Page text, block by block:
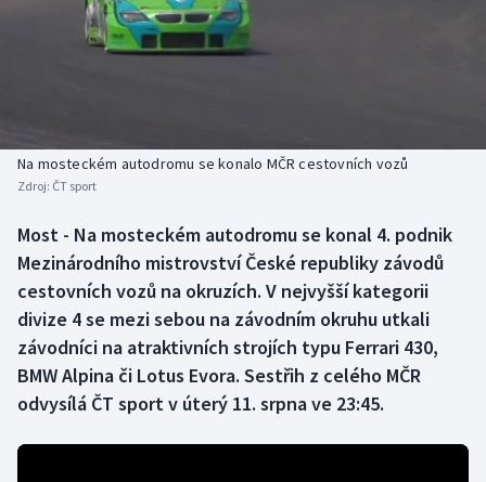
Baseball a softbal
Biatlon
Box
Curling
Dostihy
Florbal
NEPŘEHLÉDNĚTE
Aplikace ČT sport
Na mosteckém autodromu se konalo MČR cestovních vozů
Zdroj: ČT sport
Most - Na mosteckém autodromu se konal 4. podnik
Mezinárodního mistrovství České republiky závodů
cestovních vozů na okruzích. V nejvyšší kategorii
divize 4 se mezi sebou na závodním okruhu utkali
závodníci na atraktivních strojích typu Ferrari 430,
BMW Alpina či Lotus Evora. Sestřih z celého MČR
odvysílá ČT sport v úterý 11. srpna ve 23:45.